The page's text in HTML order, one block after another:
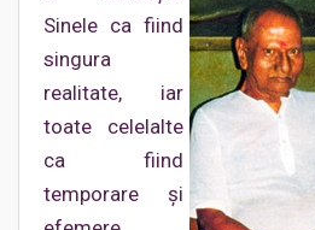
Sinele ca fiind
singura
realitate, iar
toate celelalte
ca fiind
temporare şi